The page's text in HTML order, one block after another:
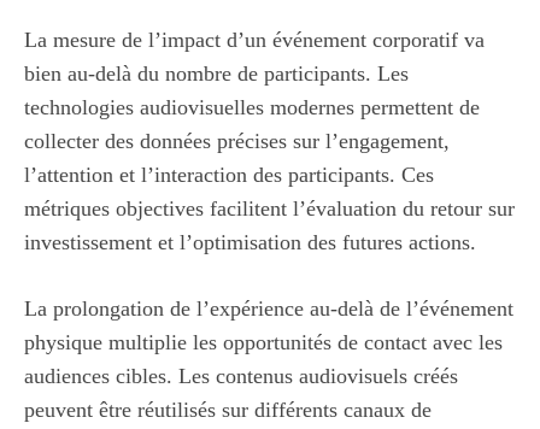
La mesure de l’impact d’un événement corporatif va
bien au-delà du nombre de participants. Les
technologies audiovisuelles modernes permettent de
collecter des données précises sur l’engagement,
l’attention et l’interaction des participants. Ces
métriques objectives facilitent l’évaluation du retour sur
investissement et l’optimisation des futures actions.
La prolongation de l’expérience au-delà de l’événement
physique multiplie les opportunités de contact avec les
audiences cibles. Les contenus audiovisuels créés
peuvent être réutilisés sur différents canaux de